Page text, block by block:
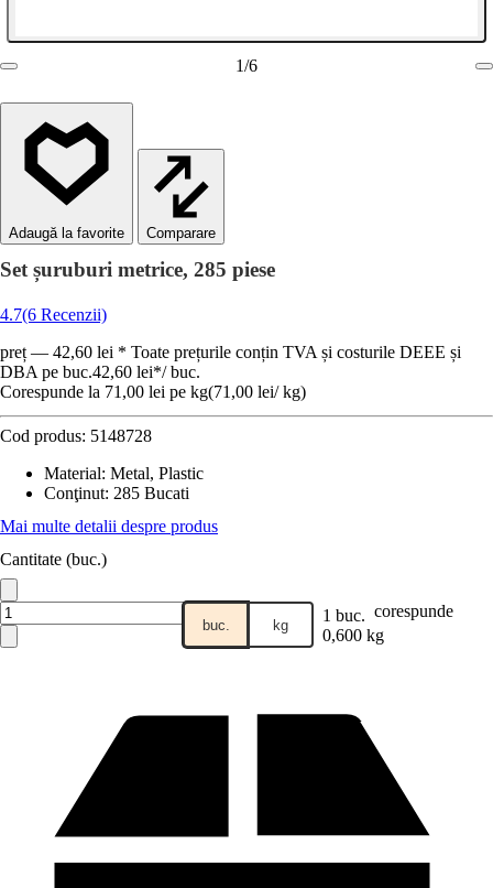
1/6
Comparare
Set șuruburi metrice, 285 piese
4.7(6 Recenzii)
preț — 42,60 lei * Toate prețurile conțin TVA și costurile DEEE și
DBA pe buc.42,60 lei*/ buc.
Corespunde la 71,00 lei pe kg(71,00 lei/ kg)
Cod produs: 5148728
Material: Metal, Plastic
Conţinut: 285 Bucati
Mai multe detalii despre produs
Cantitate (buc.)
buc. kg 1 buc. corespunde
0,600 kg